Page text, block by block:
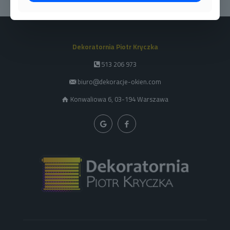
Dekoratornia Piotr Kryczka
513 206 973
biuro@dekoracje-okien.com
Konwaliowa 6, 03-194 Warszawa